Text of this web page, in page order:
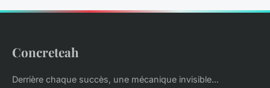
Concreteah
Derrière chaque succès, une mécanique invisible...